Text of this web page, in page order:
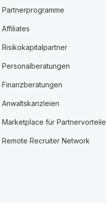
Partnerprogramme
Affiliates
Risikokapitalpartner
Personalberatungen
Finanzberatungen
Anwaltskanzleien
Marketplace für Partnervorteile
Remote Recruiter Network